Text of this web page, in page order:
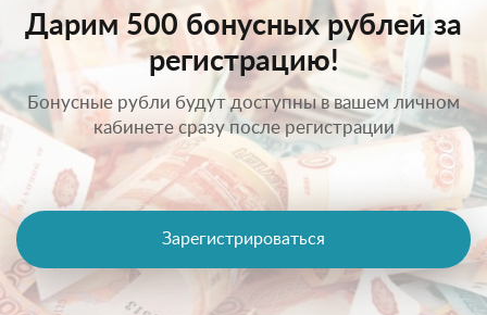
Дарим 500 бонусных рублей за
регистрацию!
Бонусные рубли будут доступны в вашем личном
кабинете сразу после регистрации
Зарегистрироваться